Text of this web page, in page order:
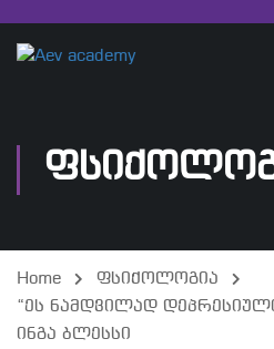
Home
ფსიქოლოგია
“ეს ნამდვილად
ინგა ბლესსი